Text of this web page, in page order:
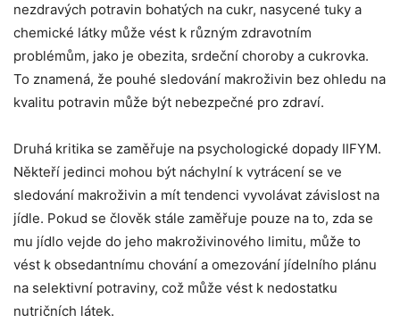
nezdravých potravin bohatých na cukr, nasycené tuky a
chemické látky může vést k různým zdravotním
problémům, jako je obezita, srdeční choroby a cukrovka.
To znamená, že pouhé sledování makroživin bez ohledu na
kvalitu potravin může být nebezpečné pro zdraví.
Druhá kritika se zaměřuje na psychologické dopady IIFYM.
Někteří jedinci mohou být náchylní k vytrácení se ve
sledování makroživin a mít tendenci vyvolávat závislost na
jídle. Pokud se člověk stále zaměřuje pouze na to, zda se
mu jídlo vejde do jeho makroživinového limitu, může to
vést k obsedantnímu chování a omezování jídelního plánu
na selektivní potraviny, což může vést k nedostatku
nutričních látek.